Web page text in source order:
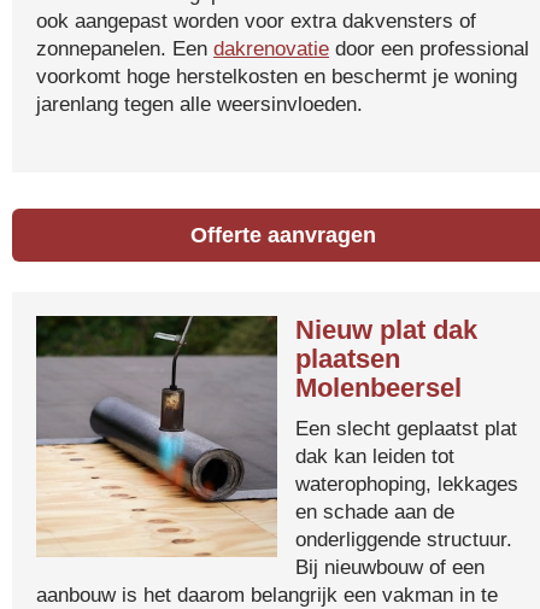
ook aangepast worden voor extra dakvensters of
zonnepanelen. Een dakrenovatie door een professional
voorkomt hoge herstelkosten en beschermt je woning
jarenlang tegen alle weersinvloeden.
Offerte aanvragen
Nieuw plat dak
plaatsen
Molenbeersel
Een slecht geplaatst plat
dak kan leiden tot
waterophoping, lekkages
en schade aan de
onderliggende structuur.
Bij nieuwbouw of een
aanbouw is het daarom belangrijk een vakman in te